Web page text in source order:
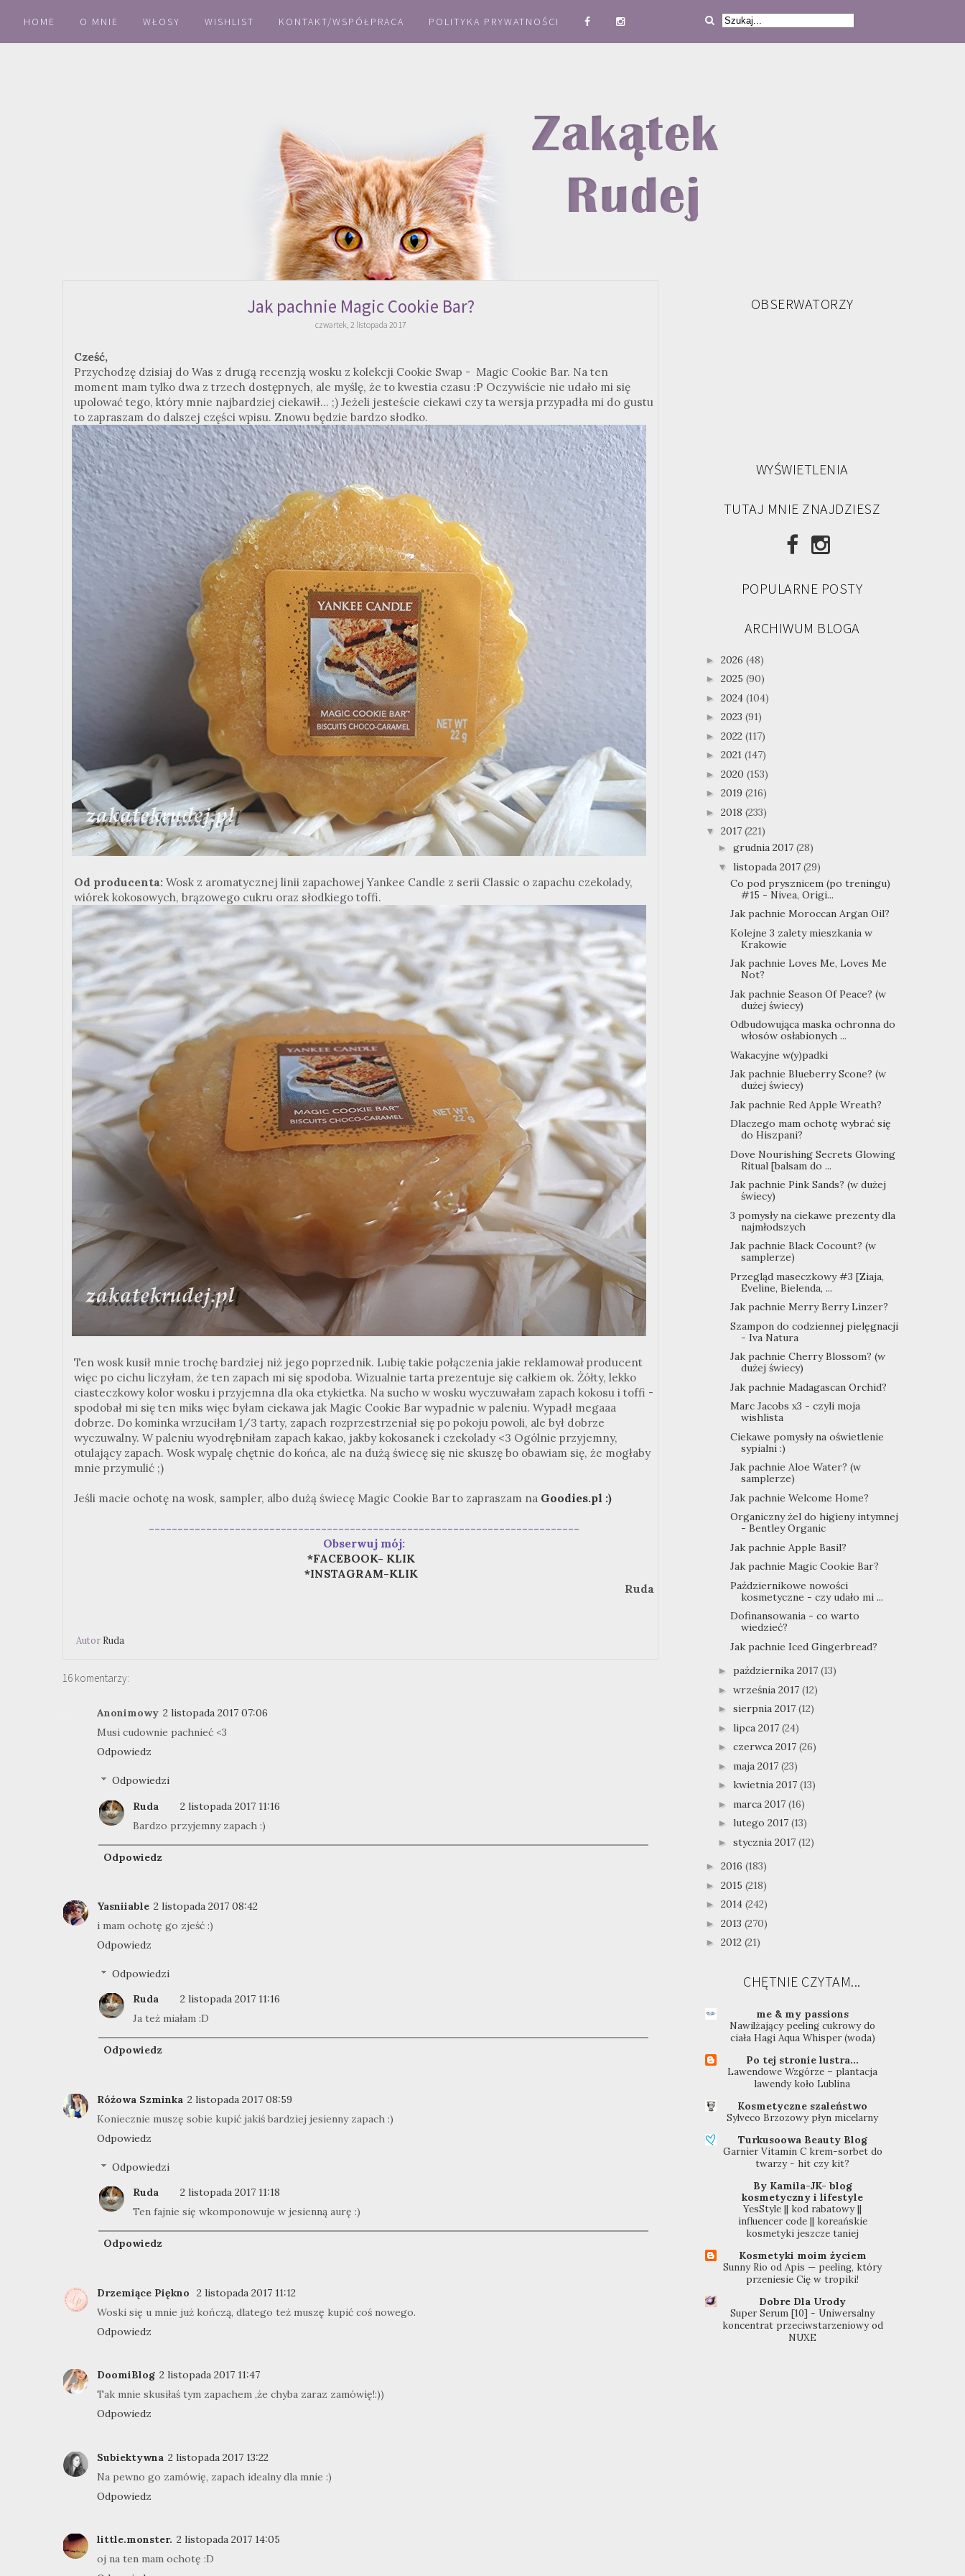
HOME O MNIE WŁOSY WISHLIST KONTAKT/WSPÓŁPRACA POLITYKA PRYWATNOŚCI
Jak pachnie Magic Cookie Bar?
czwartek, 2 listopada 2017
Cześć,
Przychodzę dzisiaj do Was z drugą recenzją wosku z kolekcji Cookie Swap - Magic Cookie Bar. Na ten
moment mam tylko dwa z trzech dostępnych, ale myślę, że to kwestia czasu :P Oczywiście nie udało mi się
upolować tego, który mnie najbardziej ciekawił... ;) Jeżeli jesteście ciekawi czy ta wersja przypadła mi do gustu
to zapraszam do dalszej części wpisu. Znowu będzie bardzo słodko.
Od producenta: Wosk z aromatycznej linii zapachowej Yankee Candle z serii Classic o zapachu czekolady,
wiórek kokosowych, brązowego cukru oraz słodkiego toffi.
Ten wosk kusił mnie trochę bardziej niż jego poprzednik. Lubię takie połączenia jakie reklamował producent
więc po cichu liczyłam, że ten zapach mi się spodoba. Wizualnie tarta prezentuje się całkiem ok. Żółty, lekko
ciasteczkowy kolor wosku i przyjemna dla oka etykietka. Na sucho w wosku wyczuwałam zapach kokosu i toffi -
spodobał mi się ten miks więc byłam ciekawa jak Magic Cookie Bar wypadnie w paleniu. Wypadł megaaa
dobrze. Do kominka wrzuciłam 1/3 tarty, zapach rozprzestrzeniał się po pokoju powoli, ale był dobrze
wyczuwalny. W paleniu wyodrębniłam zapach kakao, jakby kokosanek i czekolady <3 Ogólnie przyjemny,
otulający zapach. Wosk wypalę chętnie do końca, ale na dużą świecę się nie skuszę bo obawiam się, że mogłaby
mnie przymulić ;)
Jeśli macie ochotę na wosk, sampler, albo dużą świecę Magic Cookie Bar to zapraszam na Goodies.pl :)
---------------------------------------------------------------------------
Obserwuj mój:
*FACEBOOK- KLIK
*INSTAGRAM-KLIK
Ruda
Autor Ruda
16 komentarzy:
Anonimowy 2 listopada 2017 07:06
Musi cudownie pachnieć <3
Odpowiedz
Odpowiedzi
Ruda
2 listopada 2017 11:16
Bardzo przyjemny zapach :)
Odpowiedz
Yasniiable 2 listopada 2017 08:42
i mam ochotę go zjeść :)
Odpowiedz
Odpowiedzi
Ruda
2 listopada 2017 11:16
Ja też miałam :D
Odpowiedz
Różowa Szminka 2 listopada 2017 08:59
Koniecznie muszę sobie kupić jakiś bardziej jesienny zapach :)
Odpowiedz
Odpowiedzi
Ruda
2 listopada 2017 11:18
Ten fajnie się wkomponowuje w jesienną aurę :)
Odpowiedz
Drzemiące Piękno
2 listopada 2017 11:12
Woski się u mnie już kończą, dlatego też muszę kupić coś nowego.
Odpowiedz
DoomiBlog 2 listopada 2017 11:47
Tak mnie skusiłaś tym zapachem ,że chyba zaraz zamówię!:))
Odpowiedz
Subiektywna 2 listopada 2017 13:22
Na pewno go zamówię, zapach idealny dla mnie :)
Odpowiedz
little.monster. 2 listopada 2017 14:05
oj na ten mam ochotę :D
OBSERWATORZY
WYŚWIETLENIA
TUTAJ MNIE ZNAJDZIESZ
POPULARNE POSTY
ARCHIWUM BLOGA
► 2026 (48)
► 2025 (90)
► 2024 (104)
► 2023 (91)
► 2022 (117)
► 2021 (147)
► 2020 (153)
► 2019 (216)
► 2018 (233)
▼ 2017 (221)
► grudnia 2017 (28)
▼ listopada 2017 (29)
Co pod prysznicem (po treningu)
#15 - Nivea, Origi...
Jak pachnie Moroccan Argan Oil?
Kolejne 3 zalety mieszkania w
Krakowie
Jak pachnie Loves Me, Loves Me
Not?
Jak pachnie Season Of Peace? (w
dużej świecy)
Odbudowująca maska ochronna do
włosów osłabionych ...
Wakacyjne w(y)padki
Jak pachnie Blueberry Scone? (w
dużej świecy)
Jak pachnie Red Apple Wreath?
Dlaczego mam ochotę wybrać się
do Hiszpani?
Dove Nourishing Secrets Glowing
Ritual [balsam do ...
Jak pachnie Pink Sands? (w dużej
świecy)
3 pomysły na ciekawe prezenty dla
najmłodszych
Jak pachnie Black Cocount? (w
samplerze)
Przegląd maseczkowy #3 [Ziaja,
Eveline, Bielenda, ...
Jak pachnie Merry Berry Linzer?
Szampon do codziennej pielęgnacji
- Iva Natura
Jak pachnie Cherry Blossom? (w
dużej świecy)
Jak pachnie Madagascan Orchid?
Marc Jacobs x3 - czyli moja
wishlista
Ciekawe pomysły na oświetlenie
sypialni :)
Jak pachnie Aloe Water? (w
samplerze)
Jak pachnie Welcome Home?
Organiczny żel do higieny intymnej
- Bentley Organic
Jak pachnie Apple Basil?
Jak pachnie Magic Cookie Bar?
Październikowe nowości
kosmetyczne - czy udało mi ...
Dofinansowania - co warto
wiedzieć?
Jak pachnie Iced Gingerbread?
► października 2017 (13)
► września 2017 (12)
► sierpnia 2017 (12)
► lipca 2017 (24)
► czerwca 2017 (26)
► maja 2017 (23)
► kwietnia 2017 (13)
► marca 2017 (16)
► lutego 2017 (13)
► stycznia 2017 (12)
► 2016 (183)
► 2015 (218)
► 2014 (242)
► 2013 (270)
► 2012 (21)
CHĘTNIE CZYTAM...
me & my passions
Nawilżający peeling cukrowy do
ciała Hagi Aqua Whisper (woda)
Po tej stronie lustra...
Lawendowe Wzgórze – plantacja
lawendy koło Lublina
Kosmetyczne szaleństwo
Sylveco Brzozowy płyn micelarny
Turkusoowa Beauty Blog
Garnier Vitamin C krem-sorbet do
twarzy - hit czy kit?
By Kamila-JK- blog
kosmetyczny i lifestyle
YesStyle || kod rabatowy ||
influencer code || koreańskie
kosmetyki jeszcze taniej
Kosmetyki moim życiem
Sunny Rio od Apis — peeling, który
przeniesie Cię w tropiki!
Dobre Dla Urody
Super Serum [10] - Uniwersalny
koncentrat przeciwstarzeniowy od
NUXE